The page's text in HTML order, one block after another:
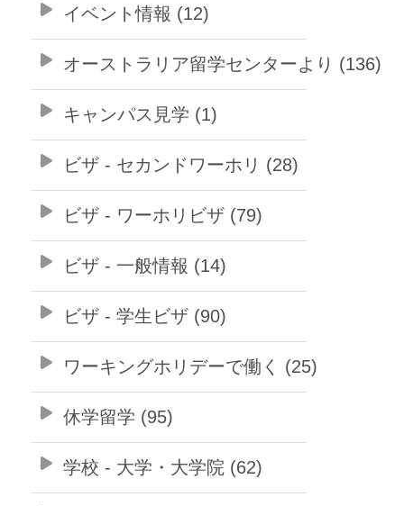
イベント情報 (12)
オーストラリア留学センターより (136)
キャンパス見学 (1)
ビザ - セカンドワーホリ (28)
ビザ - ワーホリビザ (79)
ビザ - 一般情報 (14)
ビザ - 学生ビザ (90)
ワーキングホリデーで働く (25)
休学留学 (95)
学校 - 大学・大学院 (62)